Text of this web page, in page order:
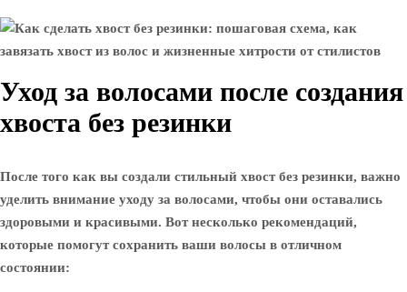
Уход за волосами после создания
хвоста без резинки
После того как вы создали стильный хвост без резинки, важно
уделить внимание уходу за волосами, чтобы они оставались
здоровыми и красивыми. Вот несколько рекомендаций,
которые помогут сохранить ваши волосы в отличном
состоянии: